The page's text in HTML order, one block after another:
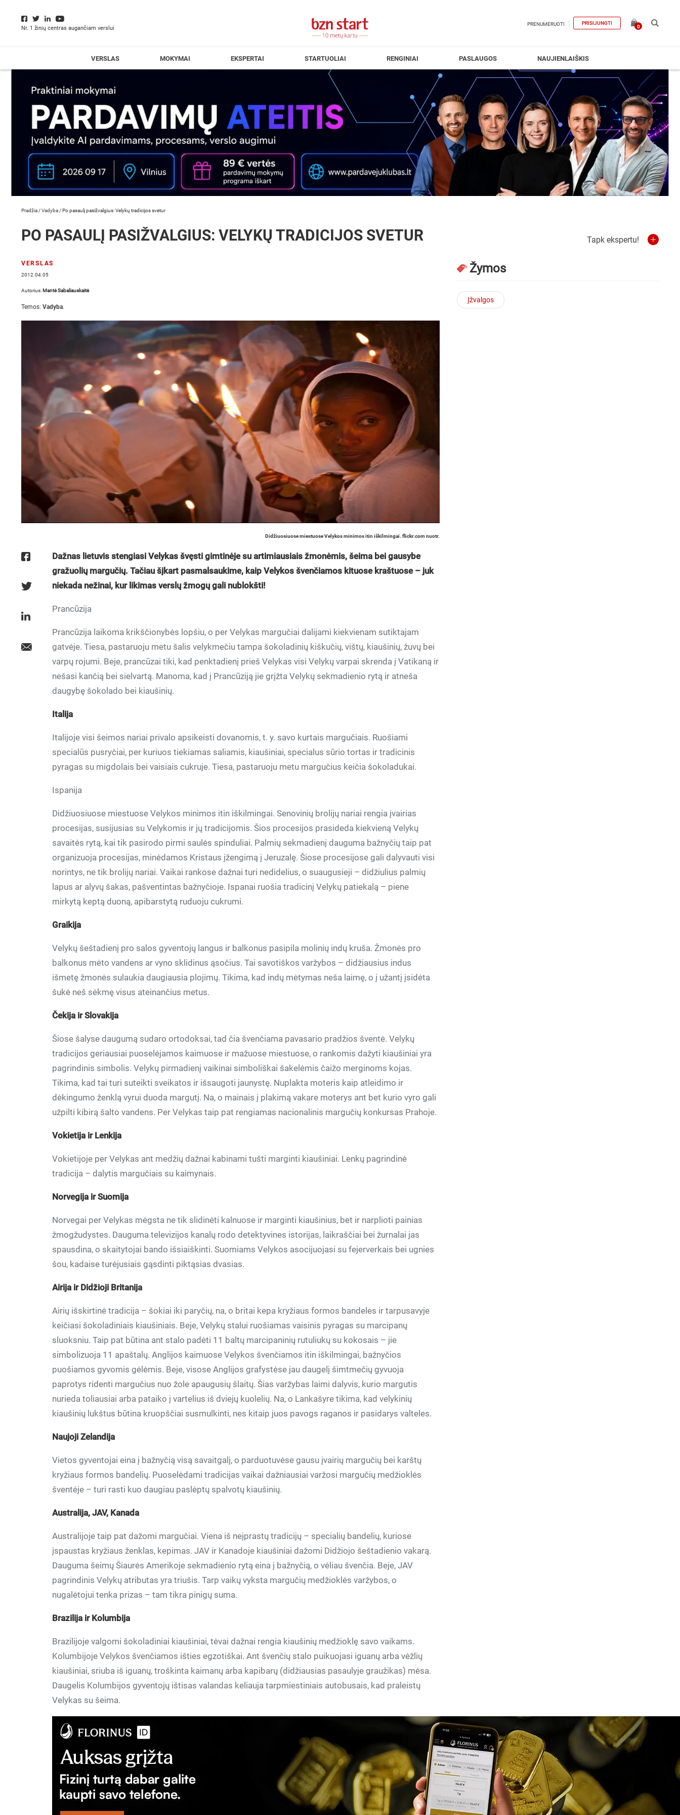
Nr. 1 žinių centras augančiam verslui
PRENUMERUOTI PRISIJUNGTI
0
VERSLAS MOKYMAI EKSPERTAI STARTUOLIAI RENGINIAI PASLAUGOS NAUJIENLAIŠKIS
Pradžia /Vadyba /Po pasaulį pasižvalgius: Velykų tradicijos svetur
PO PASAULĮ PASIŽVALGIUS: VELYKŲ TRADICIJOS SVETUR
VERSLAS
2012.04.05
Autorius: Mantė Sabaliauskaitė
Temos: Vadyba.
Didžiuosiuose miestuose Velykos minimos itin iškilmingai. flickr.com nuotr.
Dažnas lietuvis stengiasi Velykas švęsti gimtinėje su artimiausiais žmonėmis, šeima bei gausybe
gražuolių margučių. Tačiau šįkart pasmalsaukime, kaip Velykos švenčiamos kituose kraštuose – juk
niekada nežinai, kur likimas verslų žmogų gali nublokšti!
Prancūzija
Prancūzija laikoma krikščionybės lopšiu, o per Velykas margučiai dalijami kiekvienam sutiktajam
gatvėje. Tiesa, pastaruoju metu šalis velykmečiu tampa šokoladinių kiškučių, vištų, kiaušinių, žuvų bei
varpų rojumi. Beje, prancūzai tiki, kad penktadienį prieš Velykas visi Velykų varpai skrenda į Vatikaną ir
nešasi kančią bei sielvartą. Manoma, kad į Prancūziją jie grįžta Velykų sekmadienio rytą ir atneša
daugybę šokolado bei kiaušinių.
Italija
Italijoje visi šeimos nariai privalo apsikeisti dovanomis, t. y. savo kurtais margučiais. Ruošiami
specialūs pusryčiai, per kuriuos tiekiamas saliamis, kiaušiniai, specialus sūrio tortas ir tradicinis
pyragas su migdolais bei vaisiais cukruje. Tiesa, pastaruoju metu margučius keičia šokoladukai.
Ispanija
Didžiuosiuose miestuose Velykos minimos itin iškilmingai. Senovinių brolijų nariai rengia įvairias
procesijas, susijusias su Velykomis ir jų tradicijomis. Šios procesijos prasideda kiekvieną Velykų
savaitės rytą, kai tik pasirodo pirmi saulės spinduliai. Palmių sekmadienį dauguma bažnyčių taip pat
organizuoja procesijas, minėdamos Kristaus įžengimą į Jeruzalę. Šiose procesijose gali dalyvauti visi
norintys, ne tik brolijų nariai. Vaikai rankose dažnai turi nedidelius, o suaugusieji – didžiulius palmių
lapus ar alyvų šakas, pašventintas bažnyčioje. Ispanai ruošia tradicinį Velykų patiekalą – piene
mirkytą keptą duoną, apibarstytą ruduoju cukrumi.
Graikija
Velykų šeštadienį pro salos gyventojų langus ir balkonus pasipila molinių indų kruša. Žmonės pro
balkonus mėto vandens ar vyno sklidinus ąsočius. Tai savotiškos varžybos – didžiausius indus
išmetę žmonės sulaukia daugiausia plojimų. Tikima, kad indų mėtymas neša laimę, o į užantį įsidėta
šukė neš sėkmę visus ateinančius metus.
Čekija ir Slovakija
Šiose šalyse daugumą sudaro ortodoksai, tad čia švenčiama pavasario pradžios šventė. Velykų
tradicijos geriausiai puoselėjamos kaimuose ir mažuose miestuose, o rankomis dažyti kiaušiniai yra
pagrindinis simbolis. Velykų pirmadienį vaikinai simboliškai šakelėmis čaižo merginoms kojas.
Tikima, kad tai turi suteikti sveikatos ir išsaugoti jaunystę. Nuplakta moteris kaip atleidimo ir
dėkingumo ženklą vyrui duoda margutį. Na, o mainais į plakimą vakare moterys ant bet kurio vyro gali
užpilti kibirą šalto vandens. Per Velykas taip pat rengiamas nacionalinis margučių konkursas Prahoje.
Vokietija ir Lenkija
Vokietijoje per Velykas ant medžių dažnai kabinami tušti marginti kiaušiniai. Lenkų pagrindinė
tradicija – dalytis margučiais su kaimynais.
Norvegija ir Suomija
Norvegai per Velykas mėgsta ne tik slidinėti kalnuose ir marginti kiaušinius, bet ir narplioti painias
žmogžudystes. Dauguma televizijos kanalų rodo detektyvines istorijas, laikraščiai bei žurnalai jas
spausdina, o skaitytojai bando išsiaiškinti. Suomiams Velykos asocijuojasi su fejerverkais bei ugnies
šou, kadaise turėjusiais gąsdinti piktąsias dvasias.
Airija ir Didžioji Britanija
Airių išskirtinė tradicija – šokiai iki paryčių, na, o britai kepa kryžiaus formos bandeles ir tarpusavyje
keičiasi šokoladiniais kiaušiniais. Beje, Velykų stalui ruošiamas vaisinis pyragas su marcipanų
sluoksniu. Taip pat būtina ant stalo padėti 11 baltų marcipaninių rutuliukų su kokosais – jie
simbolizuoja 11 apaštalų. Anglijos kaimuose Velykos švenčiamos itin iškilmingai, bažnyčios
puošiamos gyvomis gėlėmis. Beje, visose Anglijos grafystėse jau daugelį šimtmečių gyvuoja
paprotys ridenti margučius nuo žole apaugusių šlaitų. Šias varžybas laimi dalyvis, kurio margutis
nurieda toliausiai arba pataiko į vartelius iš dviejų kuolelių. Na, o Lankašyre tikima, kad velykinių
kiaušinių lukštus būtina kruopščiai susmulkinti, nes kitaip juos pavogs raganos ir pasidarys valteles.
Naujoji Zelandija
Vietos gyventojai eina į bažnyčią visą savaitgalį, o parduotuvėse gausu įvairių margučių bei karštų
kryžiaus formos bandelių. Puoselėdami tradicijas vaikai dažniausiai varžosi margučių medžioklės
šventėje – turi rasti kuo daugiau paslėptų spalvotų kiaušinių.
Australija, JAV, Kanada
Australijoje taip pat dažomi margučiai. Viena iš neįprastų tradicijų – specialių bandelių, kuriose
įspaustas kryžiaus ženklas, kepimas. JAV ir Kanadoje kiaušiniai dažomi Didžiojo šeštadienio vakarą.
Dauguma šeimų Šiaurės Amerikoje sekmadienio rytą eina į bažnyčią, o vėliau švenčia. Beje, JAV
pagrindinis Velykų atributas yra triušis. Tarp vaikų vyksta margučių medžioklės varžybos, o
nugalėtojui tenka prizas – tam tikra pinigų suma.
Brazilija ir Kolumbija
Brazilijoje valgomi šokoladiniai kiaušiniai, tėvai dažnai rengia kiaušinių medžioklę savo vaikams.
Kolumbijoje Velykos švenčiamos išties egzotiškai. Ant švenčių stalo puikuojasi iguanų arba vėžlių
kiaušiniai, sriuba iš iguanų, troškinta kaimanų arba kapibarų (didžiausias pasaulyje graužikas) mėsa.
Daugelis Kolumbijos gyventojų ištisas valandas keliauja tarpmiestiniais autobusais, kad praleistų
Velykas su šeima.
Tapk ekspertu!
Žymos
Įžvalgos